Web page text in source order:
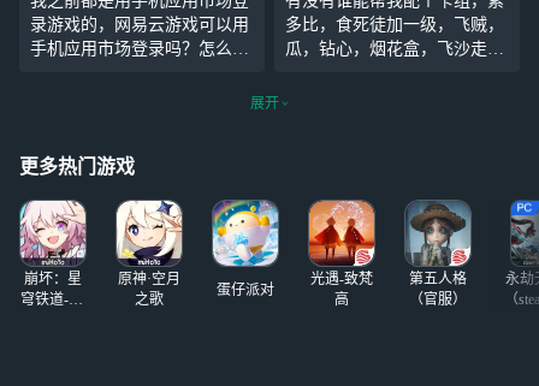
录游戏的，网易云游戏可以用
手机应用市场登录吗？怎么
多比，食死徒加一级，飞贼，
瓜，钻心，烟花盒，飞沙走石
各位帮帮忙吧，让贝拉和牢伏
展开
更多热门游戏
崩坏：星
穹铁道-4.4
原神·空月
之歌
蛋仔派对
光遇-致梵
高
第五人格
（官服）
永劫
（